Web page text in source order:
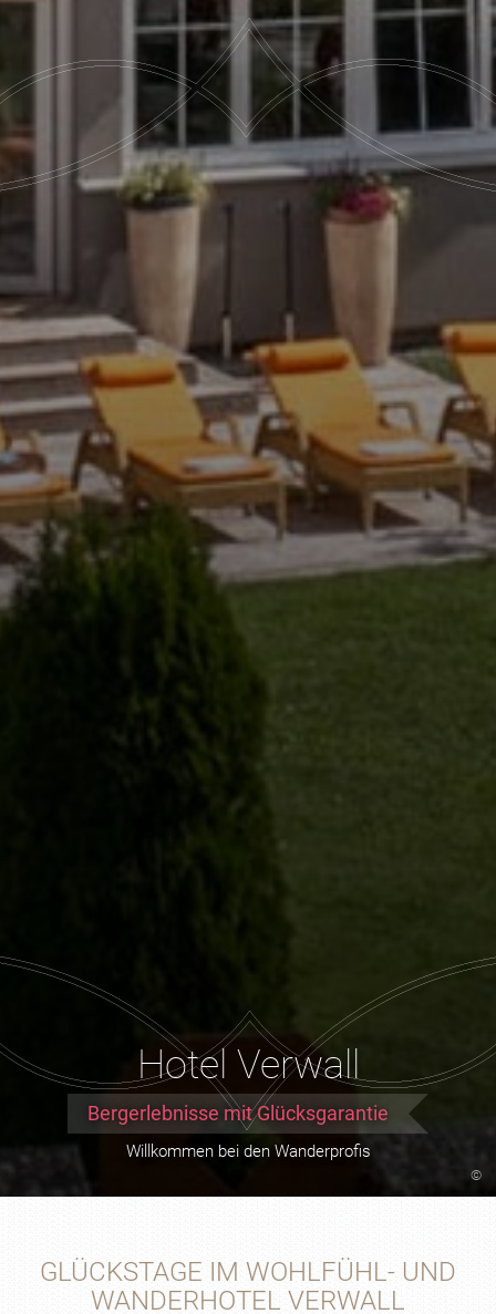
©
Hotel Verwall
Bergerlebnisse mit Glücksgarantie
Willkommen bei den Wanderprofis
GLÜCKSTAGE IM WOHLFÜHL- UND
WANDERHOTEL VERWALL